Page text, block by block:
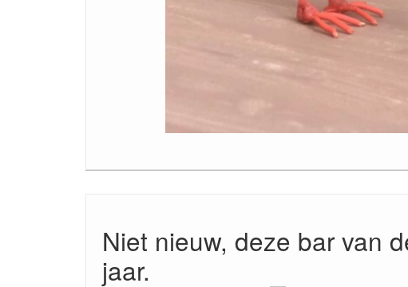
Niet nieuw, deze bar van
jaar.